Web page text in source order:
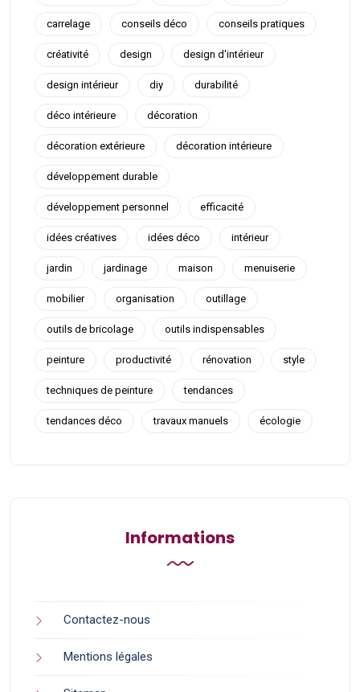
carrelage conseils déco conseils pratiques
créativité design design d'intérieur
design intérieur diy durabilité
déco intérieure décoration
décoration extérieure décoration intérieure
développement durable
développement personnel efficacité
idées créatives idées déco intérieur
jardin jardinage maison menuiserie
mobilier organisation outillage
outils de bricolage outils indispensables
peinture productivité rénovation style
techniques de peinture tendances
tendances déco travaux manuels écologie
Informations
Contactez-nous
Mentions légales